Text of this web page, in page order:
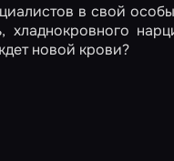
в свой
новой крови?